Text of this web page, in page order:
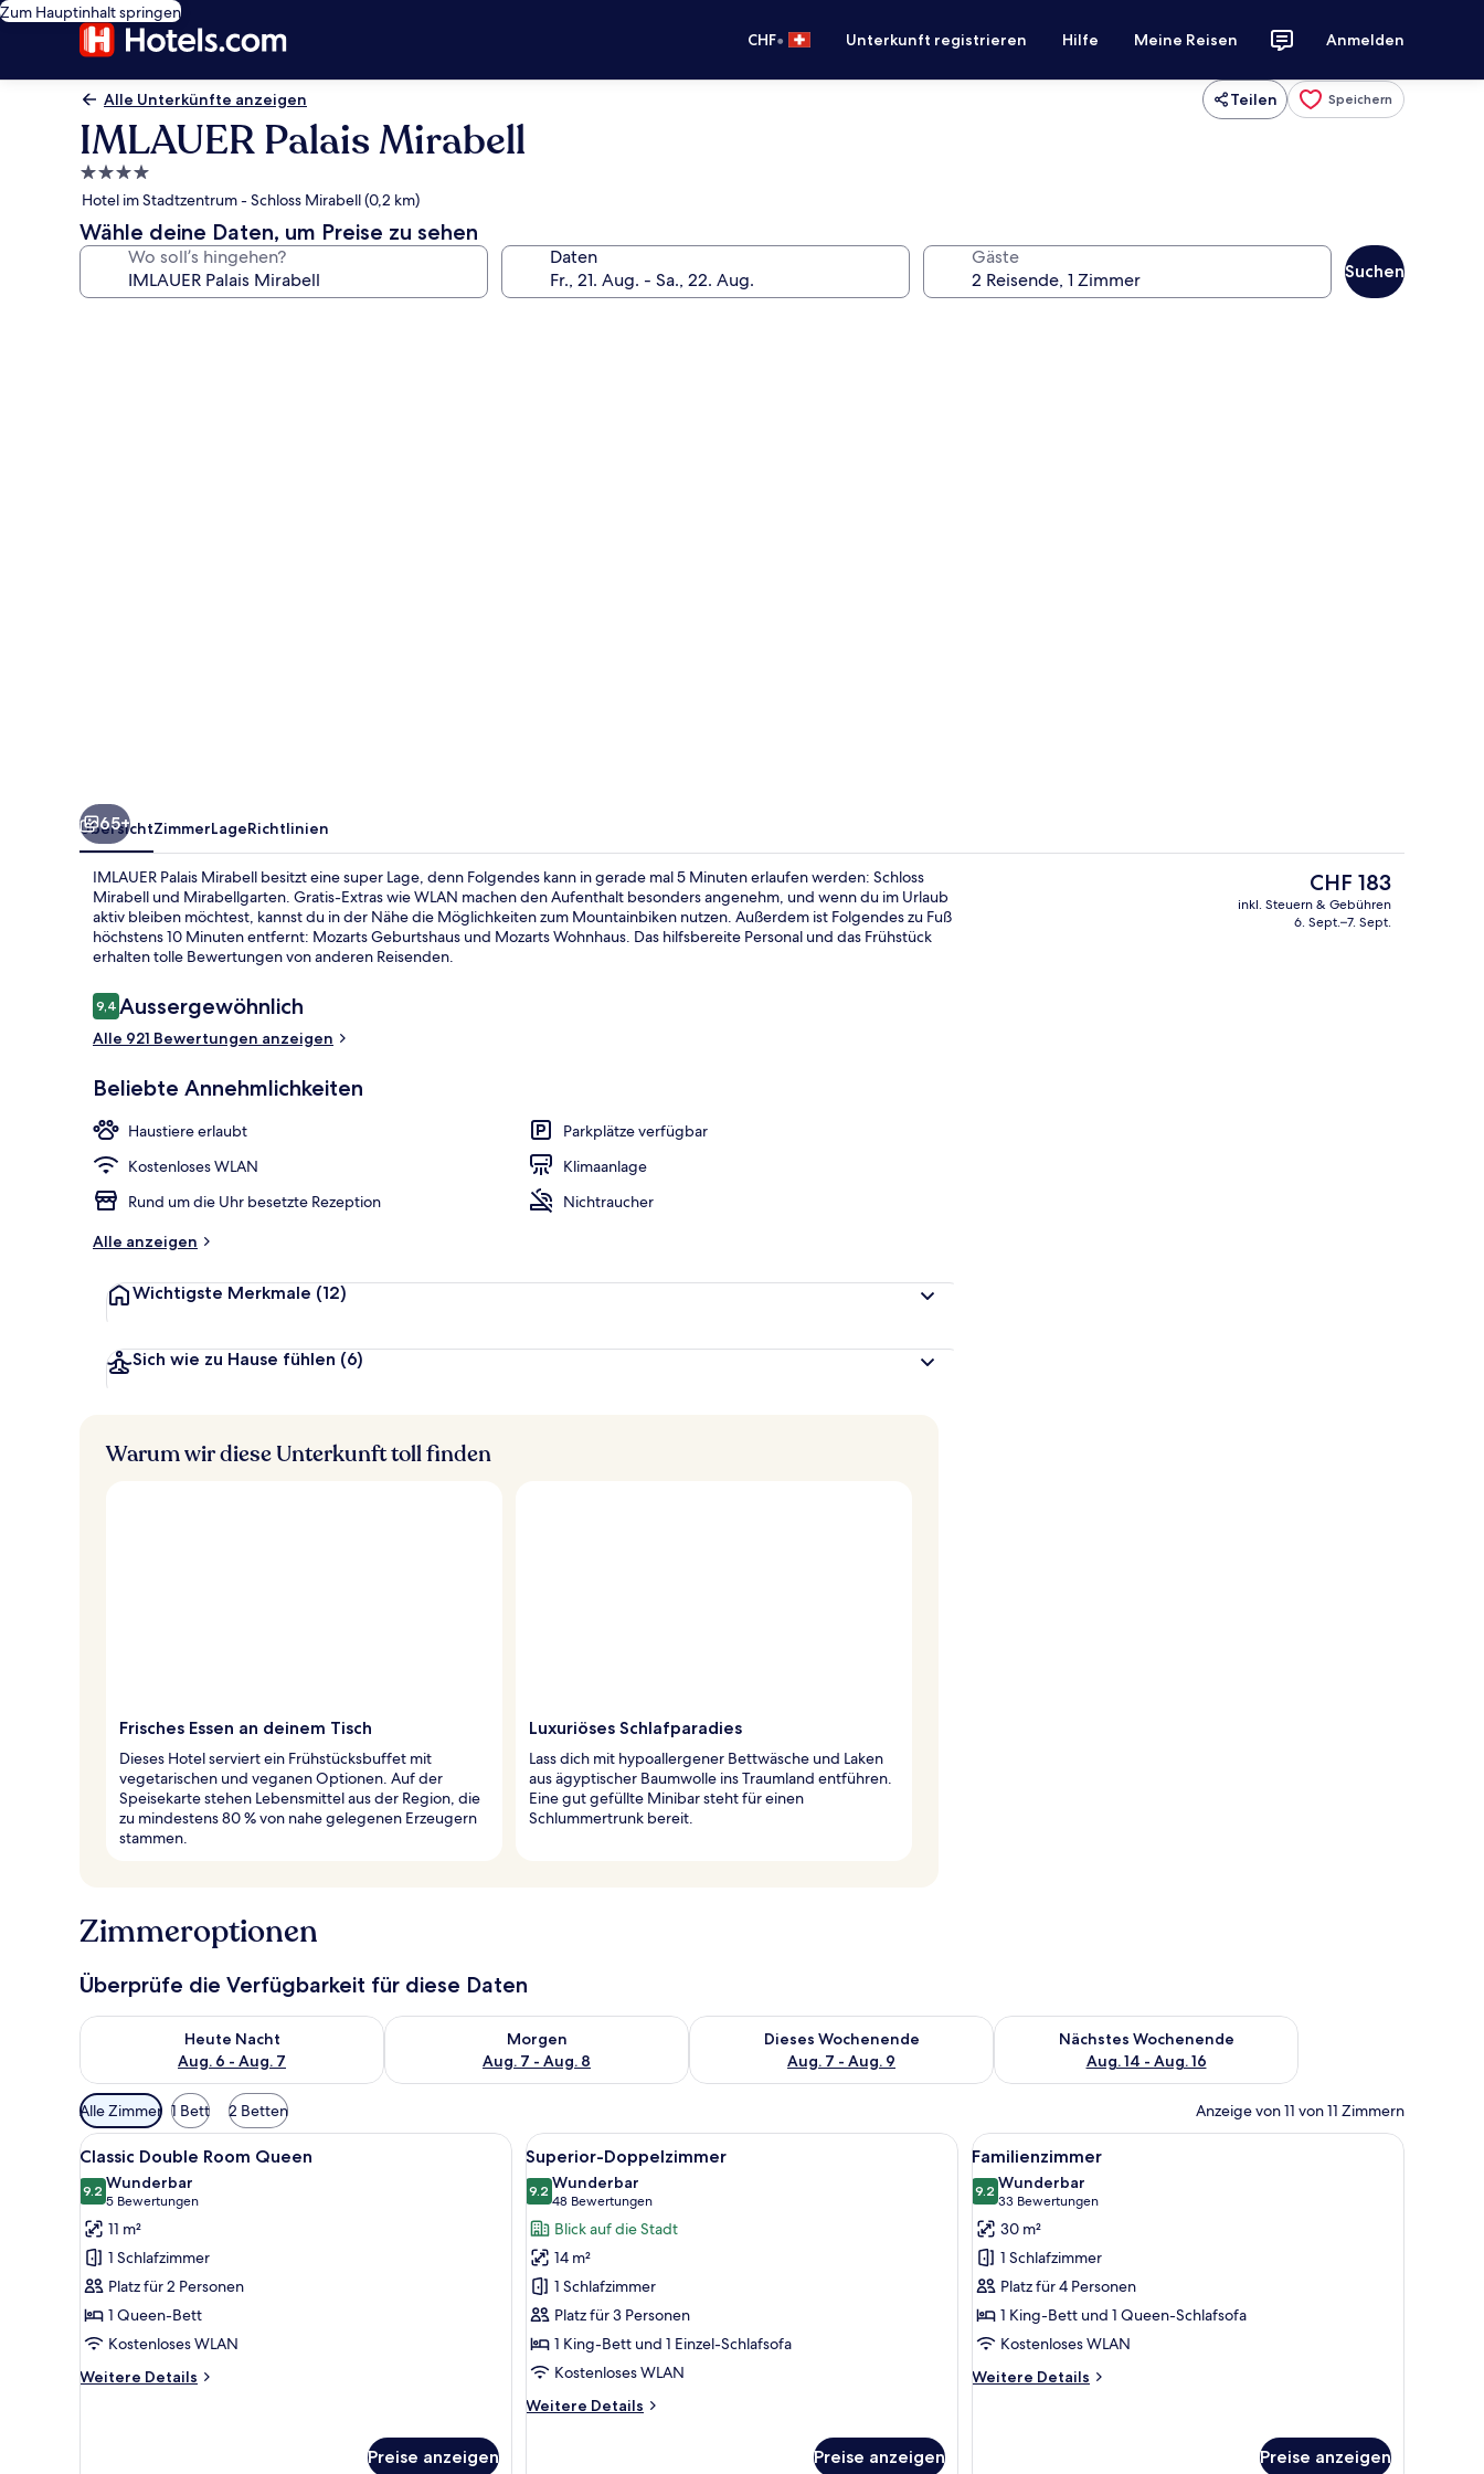
Zum Hauptinhalt springen
CHF• Unterkunft registrieren Hilfe Meine Reisen Anmelden
Alle Unterkünfte anzeigen Teilen Speichern
IMLAUER Palais Mirabell
4.0-
Sterne-
Unterkunft
Hotel im Stadtzentrum - Schloss Mirabell (0,2 km)
Wähle deine Daten, um Preise zu sehen
Wo soll’s hingehen? Daten Gäste
Suchen
Ausblick vom Zimmer
65+
ÜbersichtZimmerLageRichtlinien
IMLAUER Palais Mirabell besitzt eine super Lage, denn Folgendes kann in gerade mal 5 Minuten erlaufen werden: Schloss
Mirabell und Mirabellgarten. Gratis-Extras wie WLAN machen den Aufenthalt besonders angenehm, und wenn du im Urlaub
aktiv bleiben möchtest, kannst du in der Nähe die Möglichkeiten zum Mountainbiken nutzen. Außerdem ist Folgendes zu Fuß
höchstens 10 Minuten entfernt: Mozarts Geburtshaus und Mozarts Wohnhaus. Das hilfsbereite Personal und das Frühstück
erhalten tolle Bewertungen von anderen Reisenden.
Bewertungen
9,49,4 von 10.
Aussergewöhnlich
Alle 921 Bewertungen anzeigen
Beliebte Annehmlichkeiten
Haustiere erlaubt
Parkplätze verfügbar
Kostenloses WLAN
Klimaanlage
Rund um die Uhr besetzte Rezeption
Nichtraucher
Alle anzeigen
Wichtigste Merkmale (12)
Sich wie zu Hause fühlen (6)
Der
aktuelle
Preis
CHF 183
inkl. Steuern & Gebühren
6. Sept.–7. Sept.
Warum wir diese Unterkunft toll finden
Frisches Essen an deinem Tisch
Dieses Hotel serviert ein Frühstücksbuffet mit
vegetarischen und veganen Optionen. Auf der
Speisekarte stehen Lebensmittel aus der Region, die
zu mindestens 80 % von nahe gelegenen Erzeugern
stammen.
Luxuriöses Schlafparadies
Lass dich mit hypoallergener Bettwäsche und Laken
aus ägyptischer Baumwolle ins Traumland entführen.
Eine gut gefüllte Minibar steht für einen
Schlummertrunk bereit.
Zimmeroptionen
Überprüfe die Verfügbarkeit für diese Daten
Heute Nacht
Aug. 6 - Aug. 7
Überprüfe die Verfügbarkeit für heute Nacht, Aug. 6 - Aug. 7.
Morgen
Aug. 7 - Aug. 8
Überprüfe die Verfügbarkeit für morgen, Aug. 7 - Aug. 8.
Dieses Wochenende
Aug. 7 - Aug. 9
Überprüfe die Verfügbarkeit für dieses Wochenende, Aug. 7 - Aug. 9.
Nächstes Wochenende
Aug. 14 - Aug. 16
Überprüfe die Verfügbarkeit für nächstes Wochenende, Aug.
Verfügbare
Filter
für
Zimmer
Alle Zimmer 1 Bett 2 Betten Anzeige von 11 von 11 Zimmern
Alle
Fotos
für
Classic
Double
Room
Queen
anzeigen
Ein Hotelzimmer mit Doppelbett, einem Sessel, einem Nachttisch mit Lampe, einem Heizkörper und einem an der Wand befestigten Fernseher.
5
Classic Double Room Queen
9.29.2 von 10
Wunderbar
5 Bewertungen
(5
Bewertungen)
11 m²
1 Schlafzimmer
Platz für 2 Personen
1 Queen-Bett
Kostenloses WLAN
Weitere Details
Weitere
Preise anzeigen
Alle
Fotos
für
Superior-
Doppelzimmer
anzeigen
Ein Hotelzimmer mit einem Bett, einem Schreibtisch mit Telefon und einer Wasserflasche, einem Sessel, einem
8
Superior-Doppelzimmer
9.29.2 von 10
Wunderbar
48 Bewertungen
(48
Bewertungen)
Blick auf die Stadt
14 m²
1 Schlafzimmer
Platz für 3 Personen
1 King-Bett und 1 Einzel-Schlafsofa
Kostenloses WLAN
Weitere Details
Weitere
Preise anzeigen
Alle
Fotos
für
Familienzimmer
anzeigen
Ein Hotelzimmer mit einem großen Bett,
10
Familienzimmer
9.29.2 von 10
Wunderbar
33 Bewertungen
(33
Bewertungen)
30 m²
1 Schlafzimmer
Platz für 4 Personen
1 King-Bett und 1 Queen-Schlafsofa
Kostenloses WLAN
Weitere Details
Weitere
Preise anzeigen